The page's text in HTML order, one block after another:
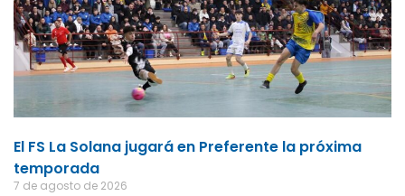
El FS La Solana jugará en Preferente la próxima
temporada
7 de agosto de 2026